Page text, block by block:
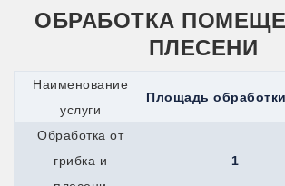
ОБРАБОТКА
ПЛЕСЕНИ
Наименование
услуги
Площадь
Обработка от
грибка и
1